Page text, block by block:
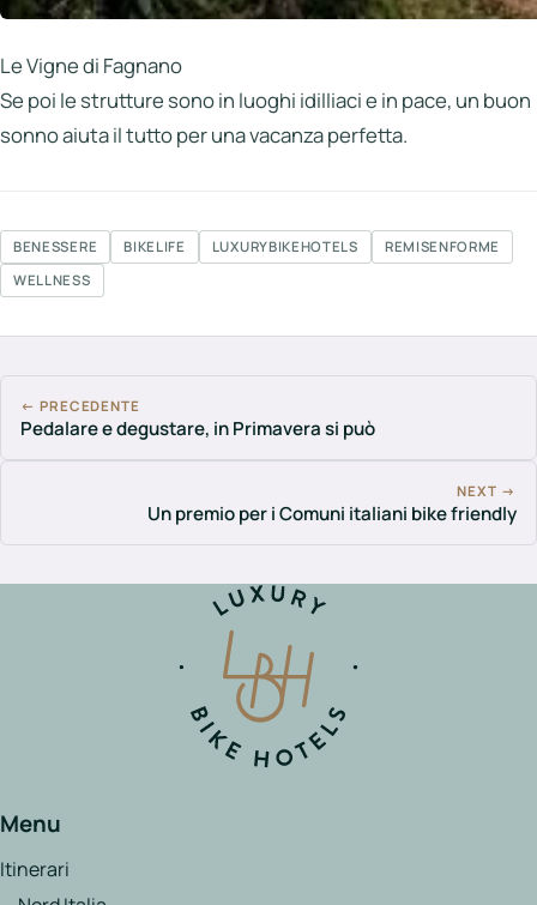
Le Vigne di Fagnano
Se poi le strutture sono in luoghi idilliaci e in pace, un buon
sonno aiuta il tutto per una vacanza perfetta.
BENESSERE BIKELIFE LUXURYBIKEHOTELS
REMISENFORME
WELLNESS
← PRECEDENTE
Pedalare e degustare, in Primavera si può
NEXT →
Un premio per i Comuni italiani bike friendly
Menu
Itinerari